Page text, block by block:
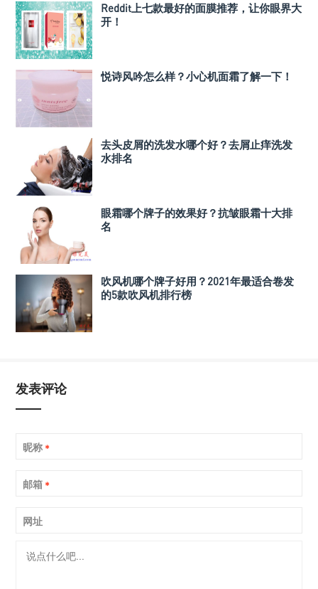
Reddit上七款最好的面膜推荐，让你眼界大
开！
悦诗风吟怎么样？小心机面霜了解一下！
去头皮屑的洗发水哪个好？去屑止痒洗发
水排名
眼霜哪个牌子的效果好？抗皱眼霜十大排
名
吹风机哪个牌子好用？2021年最适合卷发
的5款吹风机排行榜
发表评论
昵称 *
邮箱 *
网址